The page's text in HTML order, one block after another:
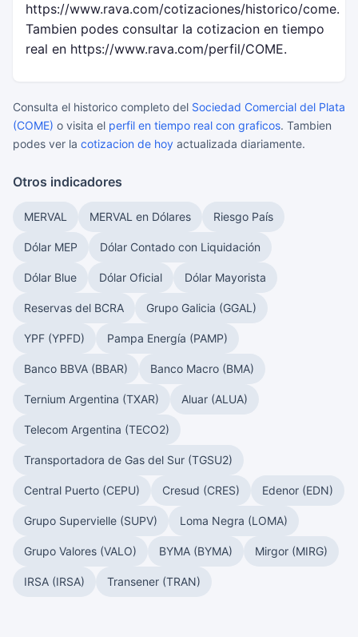
https://www.rava.com/cotizaciones/historico/come.
Tambien podes consultar la cotizacion en tiempo
real en https://www.rava.com/perfil/COME.
Consulta el historico completo del Sociedad Comercial del Plata
(COME) o visita el perfil en tiempo real con graficos. Tambien
podes ver la cotizacion de hoy actualizada diariamente.
Otros indicadores
MERVAL MERVAL en Dólares Riesgo País
Dólar MEP Dólar Contado con Liquidación
Dólar Blue Dólar Oficial Dólar Mayorista
Reservas del BCRA Grupo Galicia (GGAL)
YPF (YPFD) Pampa Energía (PAMP)
Banco BBVA (BBAR) Banco Macro (BMA)
Ternium Argentina (TXAR) Aluar (ALUA)
Telecom Argentina (TECO2)
Transportadora de Gas del Sur (TGSU2)
Central Puerto (CEPU) Cresud (CRES) Edenor (EDN)
Grupo Supervielle (SUPV) Loma Negra (LOMA)
Grupo Valores (VALO) BYMA (BYMA) Mirgor (MIRG)
IRSA (IRSA) Transener (TRAN)